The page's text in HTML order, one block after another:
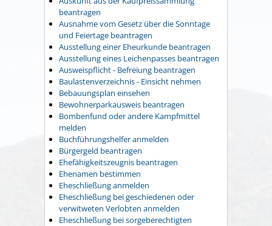
beantragen
Ausnahme vom Gesetz über die Sonntage
und Feiertage beantragen
Ausstellung einer Eheurkunde beantragen
Ausstellung eines Leichenpasses beantragen
Ausweispflicht - Befreiung beantragen
Baulastenverzeichnis - Einsicht nehmen
Bebauungsplan einsehen
Bewohnerparkausweis beantragen
Bombenfund oder andere Kampfmittel
melden
Buchführungshelfer anmelden
Bürgergeld beantragen
Ehefähigkeitszeugnis beantragen
Ehenamen bestimmen
Eheschließung anmelden
Eheschließung bei geschiedenen oder
verwitweten Verlobten anmelden
Eheschließung bei sorgeberechtigten